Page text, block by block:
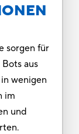
sorgen für
aus
wenigen
im
und